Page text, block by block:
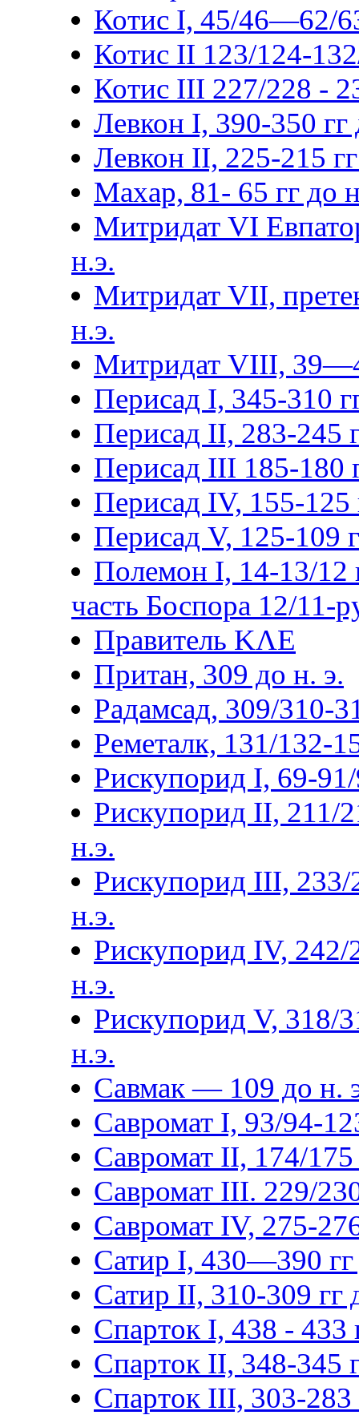
Котис I, 45/46—62/
Котис II 123/124-
Котис III 227/228 -
Левкон I, 390-350 гг
Левкон II, 225-215
Махар, 81- 65 гг до
Митридат VI
н.э.
Митридат VII,
н.э.
Митридат VIII,
Перисад I, 345-310
Перисад II, 283-245
Перисад III 185-180
Перисад IV, 155-125
Перисад V, 125-109
Полемон I, 14-13/12
часть Боспора 12/11-
Правитель ΚΛΕ
Притан, 309 до н. э.
Радамсад, 309/310-
Реметалк, 131/132-
Рискупорид I, 69-91/
Рискупорид II, 211/
н.э.
Рискупорид III, 233/
н.э.
Рискупорид IV, 242/
н.э.
Рискупорид V, 318/
н.э.
Савмак — 109 до н.
Савромат I, 93/94-
Савромат II, 174/175
Савромат III. 229/
Савромат IV, 275-
Сатир I, 430—390 гг
Сатир II, 310-309 гг
Спарток I, 438 - 433
Спарток II, 348-345
Спарток III, 303-283